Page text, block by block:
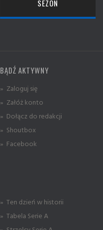
SEZON
BĄDŹ AKTYWNY
» Zaloguj się
» Załóż konto
» Dołącz do redakcji
» Shoutbox
» Facebook
» Ten dzień w historii
» Tabela Serie A